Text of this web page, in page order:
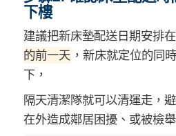
下樓
建議把新床墊配送日期安排在
的前一天 ，新床就定位的同
下，
隔天清潔隊就可以清運走，
在外造成鄰居困擾、或被檢